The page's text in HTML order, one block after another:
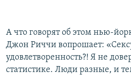
А что говорят об этом нью-
Джон Риччи вопрошает:
удовлетворенность?! Я не
статистике. Люди разные, и